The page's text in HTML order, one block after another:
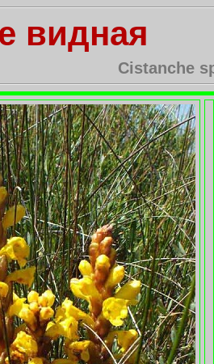
видная
Cistanche